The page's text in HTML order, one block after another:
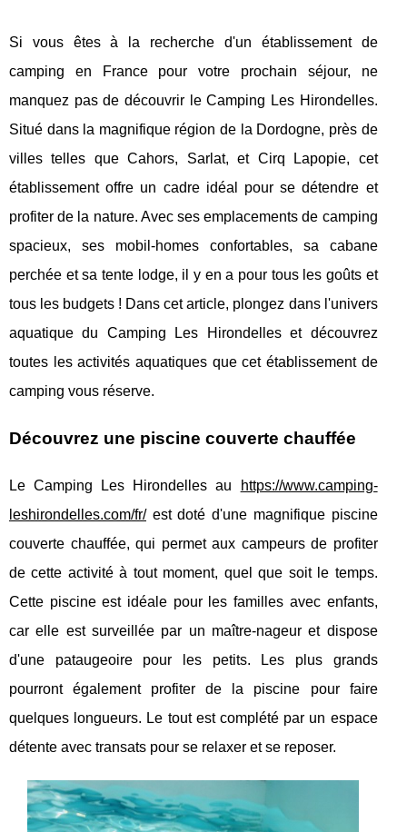
Si vous êtes à la recherche d'un établissement de
camping en France pour votre prochain séjour, ne
manquez pas de découvrir le Camping Les Hirondelles.
Situé dans la magnifique région de la Dordogne, près de
villes telles que Cahors, Sarlat, et Cirq Lapopie, cet
établissement offre un cadre idéal pour se détendre et
profiter de la nature. Avec ses emplacements de camping
spacieux, ses mobil-homes confortables, sa cabane
perchée et sa tente lodge, il y en a pour tous les goûts et
tous les budgets ! Dans cet article, plongez dans l'univers
aquatique du Camping Les Hirondelles et découvrez
toutes les activités aquatiques que cet établissement de
camping vous réserve.
Découvrez une piscine couverte chauffée
Le Camping Les Hirondelles au
https://www.camping-
leshirondelles.com/fr/est doté d'une magnifique piscine
couverte chauffée, qui permet aux campeurs de profiter
de cette activité à tout moment, quel que soit le temps.
Cette piscine est idéale pour les familles avec enfants,
car elle est surveillée par un maître-nageur et dispose
d'une pataugeoire pour les petits. Les plus grands
pourront également profiter de la piscine pour faire
quelques longueurs. Le tout est complété par un espace
détente avec transats pour se relaxer et se reposer.